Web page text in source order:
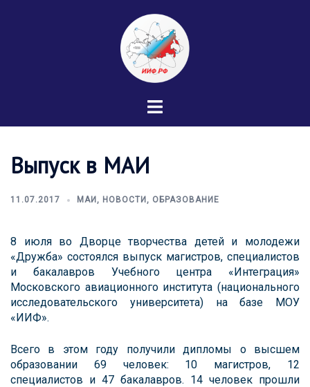
Переключатель
Выпуск в МАИ
11.07.2017 МАИ , НОВОСТИ , ОБРАЗОВАНИЕ
8 июля во Дворце творчества детей и молодежи
«Дружба» состоялся выпуск магистров, специалистов
и бакалавров Учебного центра «Интеграция»
Московского авиационного института (национального
исследовательского университета) на базе МОУ
«ИИФ».
Всего в этом году получили дипломы о высшем
образовании 69 человек: 10 магистров, 12
специалистов и 47 бакалавров. 14 человек прошли